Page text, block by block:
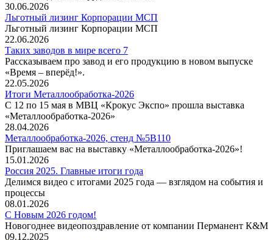
30.06.2026
Льготный лизинг Корпорации МСП
Льготный лизинг Корпорации МСП
22.06.2026
Таких заводов в мире всего 7
Рассказываем про завод и его продукцию в новом выпуске
«Время – вперёд!».
22.05.2026
Итоги Металлообработка-2026
С 12 по 15 мая в МВЦ «Крокус Экспо» прошла выставка
«Металлообработка‑2026»
28.04.2026
Металлообработка-2026, стенд №5В110
Приглашаем вас на выставку «Металлообработка-2026»!
15.01.2026
Россия 2025. Главные итоги года
Делимся видео с итогами 2025 года — взглядом на события и
процессы
08.01.2026
С Новым 2026 годом!
Новогоднее видеопоздравление от компании Перманент К&М
09.12.2025